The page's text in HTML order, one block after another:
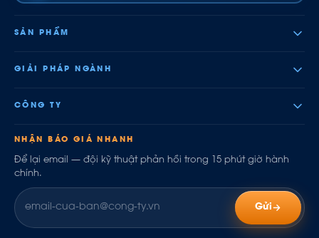
SẢN PHẨM
GIẢI PHÁP NGÀNH
CÔNG TY
NHẬN BÁO GIÁ NHANH
Để lại email — đội kỹ thuật phản hồi trong 15 phút giờ hành
chính.
Gửi